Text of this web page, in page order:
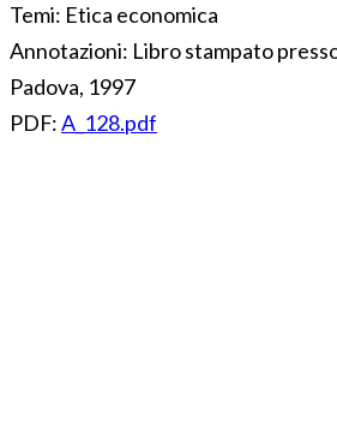
Temi: Etica economica
Annotazioni: Libro stampato
Padova, 1997
PDF:A_128.pdf